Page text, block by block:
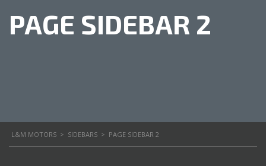
PAGE SIDEBAR 2
L&M MOTORS > SIDEBARS > PAGE SIDEBAR 2